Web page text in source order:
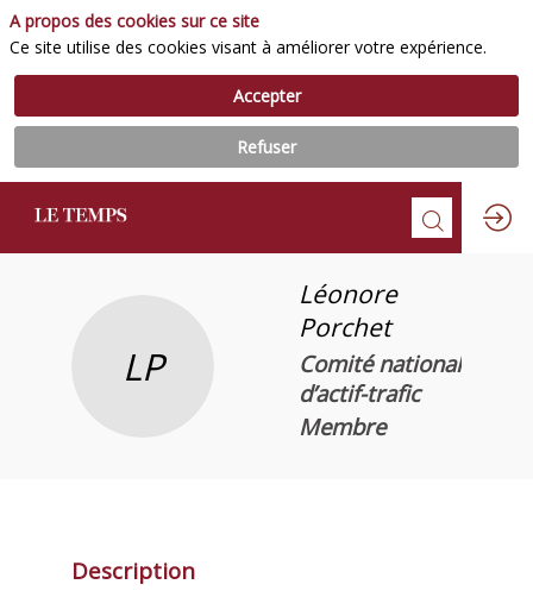
LP
Léonore
Porchet
Comité national
d’actif-trafic
Membre
Description
A propos des cookies sur ce site
Ce site utilise des cookies visant à améliorer votre expérience.
Accepter
Refuser